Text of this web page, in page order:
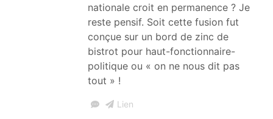
nationale croit en permanence ? Je
reste pensif. Soit cette fusion fut
conçue sur un bord de zinc de
bistrot pour haut-fonctionnaire-
politique ou « on ne nous dit pas
tout » !
Lien